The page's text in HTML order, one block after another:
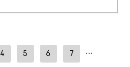
4 5 6 7 …